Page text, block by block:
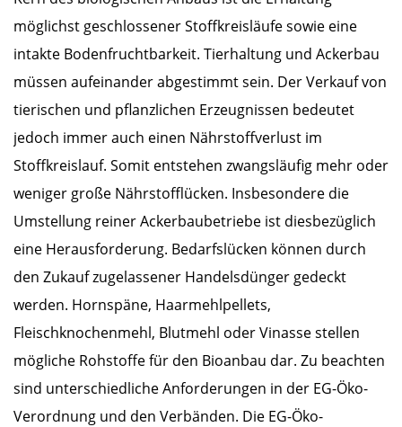
möglichst geschlossener Stoffkreisläufe sowie eine
intakte Bodenfruchtbarkeit. Tierhaltung und Ackerbau
müssen aufeinander abgestimmt sein. Der Verkauf von
tierischen und pflanzlichen Erzeugnissen bedeutet
jedoch immer auch einen Nährstoffverlust im
Stoffkreislauf. Somit entstehen zwangsläufig mehr oder
weniger große Nährstofflücken. Insbesondere die
Umstellung reiner Ackerbaubetriebe ist diesbezüglich
eine Herausforderung. Bedarfslücken können durch
den Zukauf zugelassener Handelsdünger gedeckt
werden. Hornspäne, Haarmehlpellets,
Fleischknochenmehl, Blutmehl oder Vinasse stellen
mögliche Rohstoffe für den Bioanbau dar. Zu beachten
sind unterschiedliche Anforderungen in der EG-Öko-
Verordnung und den Verbänden. Die EG-Öko-